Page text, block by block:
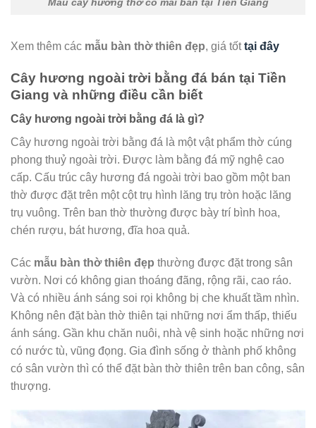
Mẫu cây hương thờ có mái bán tại Tiền Giang
Xem thêm các mẫu bàn thờ thiên đẹp, giá tốttại đây
Cây hương ngoài trời bằng đá bán tại Tiền
Giang và những điều cần biết
Cây hương ngoài trời bằng đá là gì?
Cây hương ngoài trời bằng đá là một vật phẩm thờ cúng
phong thuỷ ngoài trời. Được làm bằng đá mỹ nghệ cao
cấp. Cấu trúc cây hương đá ngoài trời bao gồm một ban
thờ được đặt trên một cột trụ hình lăng trụ tròn hoặc lăng
trụ vuông. Trên ban thờ thường được bày trí bình hoa,
chén rượu, bát hương, đĩa hoa quả.
Các mẫu bàn thờ thiên đẹp thường được đặt trong sân
vườn. Nơi có không gian thoáng đãng, rộng rãi, cao ráo.
Và có nhiều ánh sáng soi rọi không bị che khuất tầm nhìn.
Không nên đặt bàn thờ thiên tại những nơi ẩm thấp, thiếu
ánh sáng. Gần khu chăn nuôi, nhà vệ sinh hoặc những nơi
có nước tù, vũng đọng. Gia đình sống ở thành phố không
có sân vườn thì có thể đặt bàn thờ thiên trên ban công, sân
thượng.